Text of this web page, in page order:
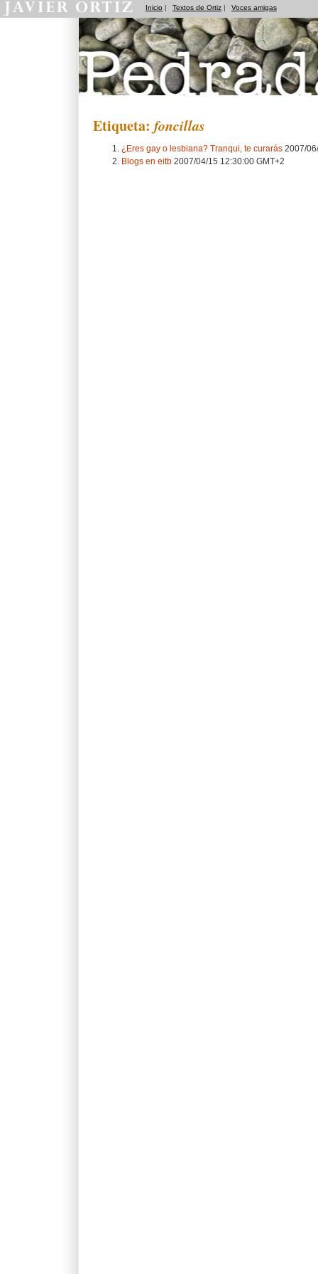
Inicio | Textos de Ortiz | Voces amigas
Etiqueta: foncillas
¿Eres gay o lesbiana? Tranqui, te curarás 2007/
Blogs en eitb 2007/04/15 12:30:00 GMT+2